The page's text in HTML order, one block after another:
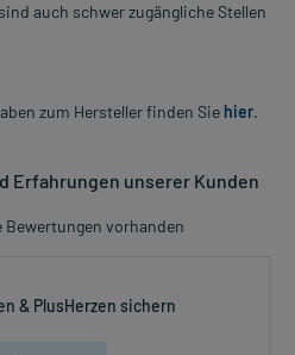
auch schwer zugängliche Stellen
zum Hersteller finden Sie hier.
Erfahrungen unserer Kunden
vorhanden
& PlusHerzen sichern